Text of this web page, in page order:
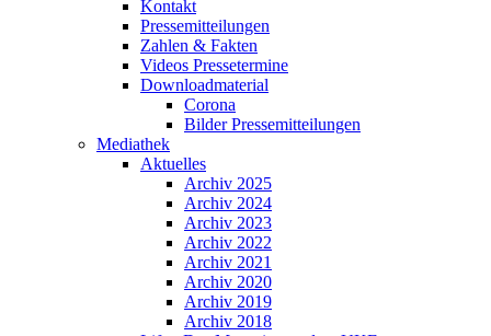
Kontakt
Pressemitteilungen
Zahlen & Fakten
Videos Pressetermine
Downloadmaterial
Corona
Bilder Pressemitteilungen
Mediathek
Aktuelles
Archiv 2025
Archiv 2024
Archiv 2023
Archiv 2022
Archiv 2021
Archiv 2020
Archiv 2019
Archiv 2018